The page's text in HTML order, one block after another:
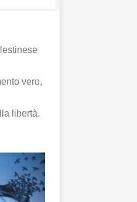
vero,
libertà.